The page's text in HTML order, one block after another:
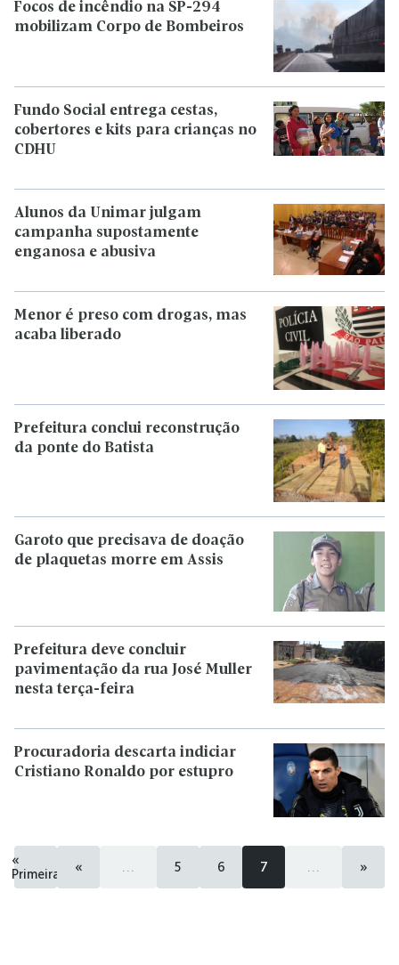
Focos de incêndio na SP-294
mobilizam Corpo de Bombeiros
Fundo Social entrega cestas,
cobertores e kits para crianças no
CDHU
Alunos da Unimar julgam
campanha supostamente
enganosa e abusiva
Menor é preso com drogas, mas
acaba liberado
Prefeitura conclui reconstrução
da ponte do Batista
Garoto que precisava de doação
de plaquetas morre em Assis
Prefeitura deve concluir
pavimentação da rua José Muller
nesta terça-feira
Procuradoria descarta indiciar
Cristiano Ronaldo por estupro
«
Primeira
« 5 6 7 »